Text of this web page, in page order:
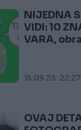
NIJEDNA
VIDI: 10
VARA,
15.09.23. 22:27
OVAJ